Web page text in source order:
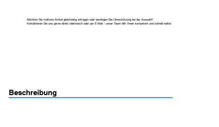
Möchten Sie mehrere Artikel gleichzeitig anfragen oder benötigen Sie Unterstützung bei der Auswahl?
Kontaktieren Sie uns gerne direkt telefonisch oder per E-Mail – unser Team hilft Ihnen kompetent und schnell weiter.
Beschreibung